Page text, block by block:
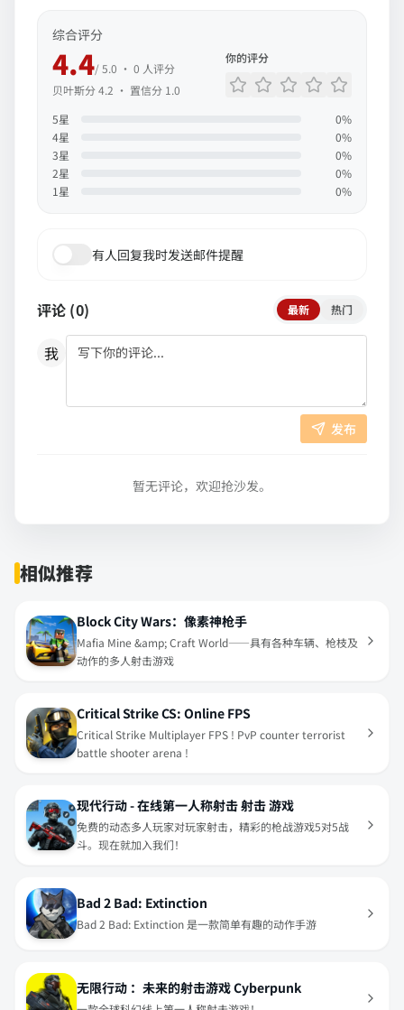
综合评分
4.4/ 5.0 · 0 人评分
贝叶斯分4.2 · 置信分 1.0
你的评分
5星 0%
4星 0%
3星 0%
2星 0%
1 星 0%
有人回复我时发送邮件提醒
评论 (0) 最新 热门
我
发布
暂无评论，欢迎抢沙发。
相似推荐
Block City Wars：像素神枪手
Mafia Mine &amp; Craft World——具有各种车辆、枪枝及
动作的多人射击游戏
Critical Strike CS: Online FPS
Critical Strike Multiplayer FPS ! PvP counter terrorist
battle shooter arena !
现代行动 - 在线第一人称射击 射击 游戏
免费的动态多人玩家对玩家射击，精彩的枪战游戏5对5战
斗。现在就加入我们！
Bad 2 Bad: Extinction
Bad 2 Bad: Extinction 是一款简单有趣的动作手游
无限行动 ：未来的射击游戏 Cyberpunk